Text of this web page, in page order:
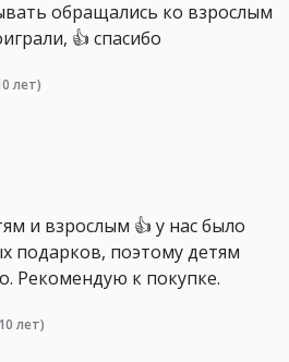
обращались ко взрослым
👍 спасибо
лет)
и взрослым 👍 у нас было
подарков, поэтому детям
Рекомендую к покупке.
лет)